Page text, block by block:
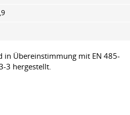
in Übereinstimmung mit EN 485-
3 hergestellt.